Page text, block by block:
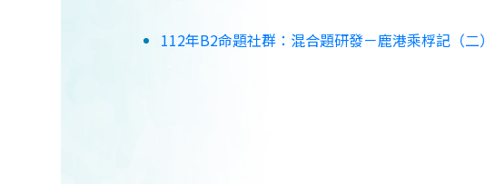
112年B2命題社群：混合題研發－鹿港乘桴記（二）